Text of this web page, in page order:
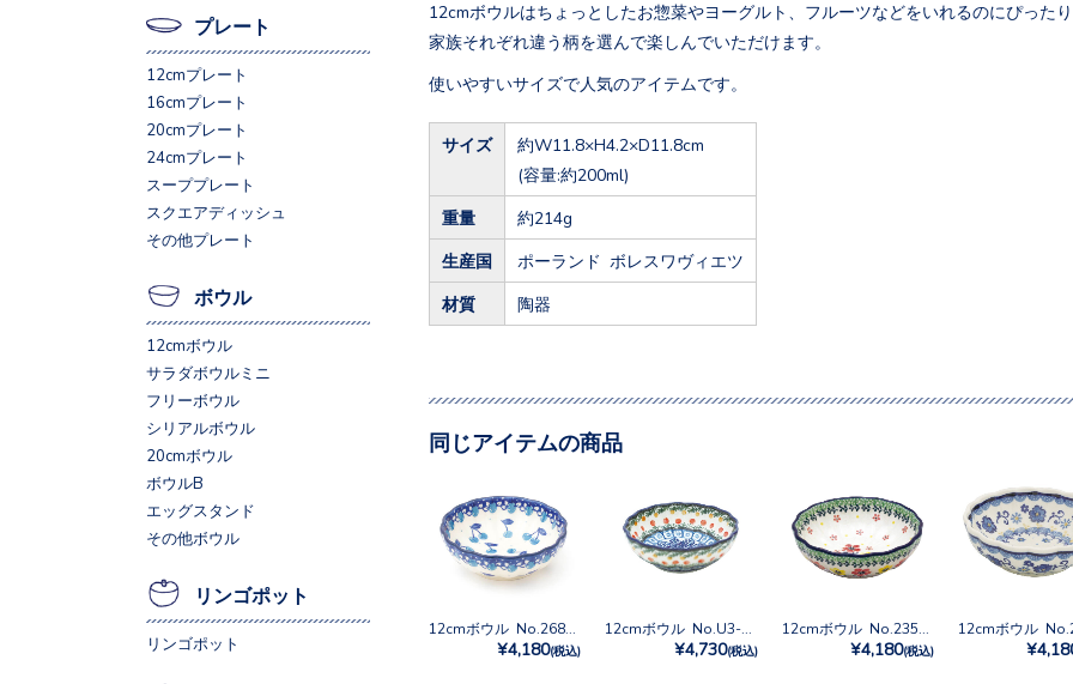
12cmボウルはちょっとしたお惣菜やヨーグルト、フルーツなどをいれるのにぴった
家族それぞれ違う柄を選んで楽しんでいただけます。
使いやすいサイズで人気のアイテムです。
サイズ
約W11.8×H4.2×D11.8cm
(容量:約200ml)
重量 約214g
生産国 ポーランド ボレスワヴィエツ
材質 陶器
同じアイテムの商品
¥4,180(税込) ¥4,730(税込) ¥4,180(税込)
12cmボウル
プレート
12cmプレート
16cmプレート
20cmプレート
24cmプレート
スーププレート
スクエアディッシュ
その他プレート
ボウル
12cmボウル
サラダボウルミニ
フリーボウル
シリアルボウル
20cmボウル
ボウルB
エッグスタンド
その他ボウル
リンゴポット
リンゴポット